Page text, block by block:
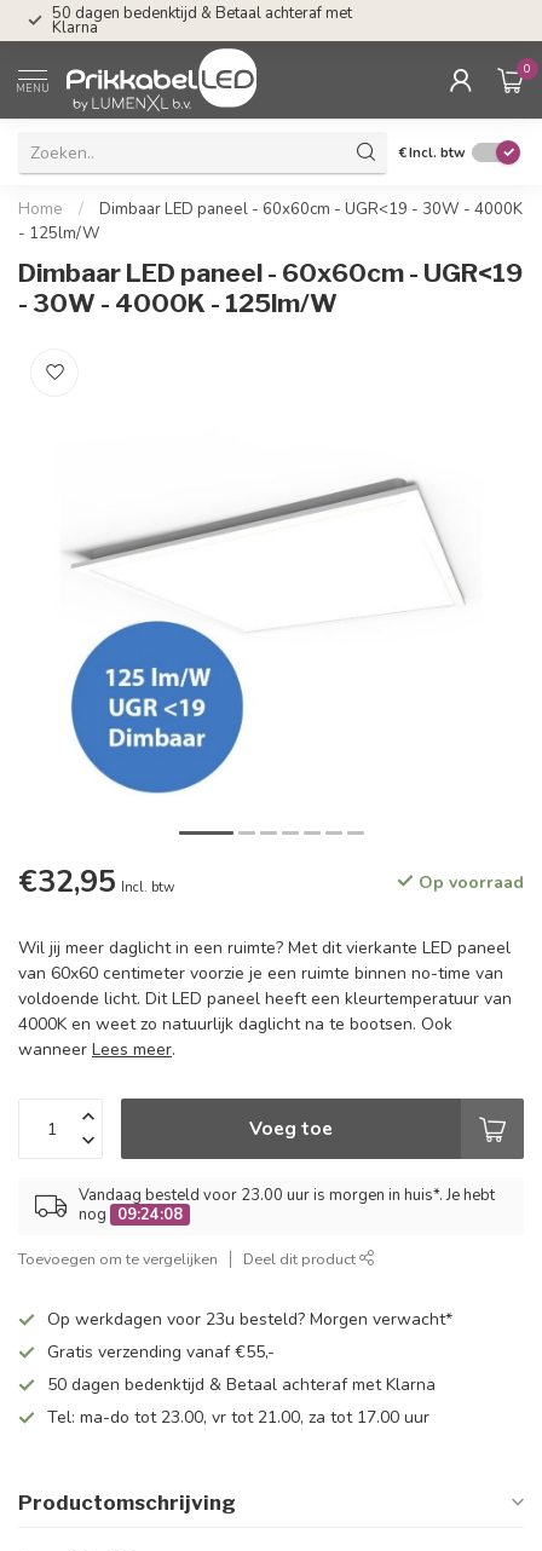
met Tel: ma-do tot 23.00, vr tot 21.00, za tot
MENU
0
€Incl. btw
Home /
Dimbaar LED paneel - 60x60cm - UGR<19 - 30W - 4000K
- 125lm/W
Dimbaar LED paneel - 60x60cm - UGR<19
- 30W - 4000K - 125lm/W
€32,95 Incl. btw Op voorraad
Wil jij meer daglicht in een ruimte? Met dit vierkante LED paneel
van 60x60 centimeter voorzie je een ruimte binnen no-time van
voldoende licht. Dit LED paneel heeft een kleurtemperatuur van
4000K en weet zo natuurlijk daglicht na te bootsen. Ook
wanneer Lees meer.
Voeg toe
Vandaag besteld voor 23.00 uur is morgen in huis*. Je hebt
nog
09:24:08
Toevoegen om te vergelijken Deel dit product
Op werkdagen voor 23u besteld? Morgen verwacht*
Gratis verzending vanaf €55,-
50 dagen bedenktijd & Betaal achteraf met Klarna
Tel: ma-do tot 23.00, vr tot 21.00, za tot 17.00 uur
Productomschrijving